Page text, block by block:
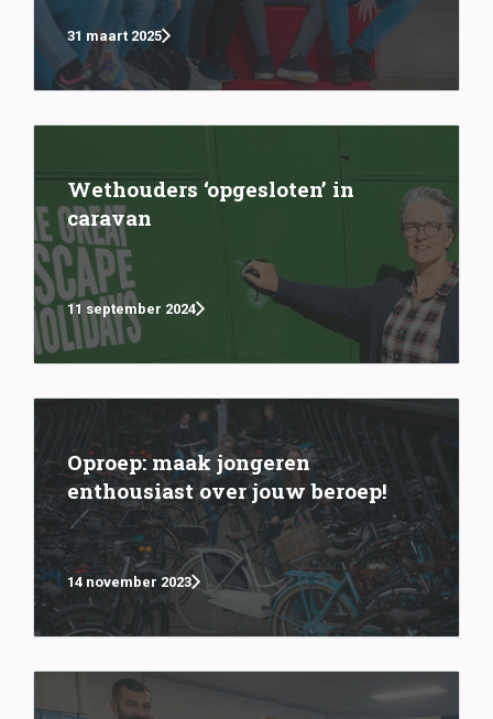
31 maart 2025
Wethouders ‘opgesloten’ in
caravan
11 september 2024
Oproep: maak jongeren
enthousiast over jouw beroep!
14 november 2023